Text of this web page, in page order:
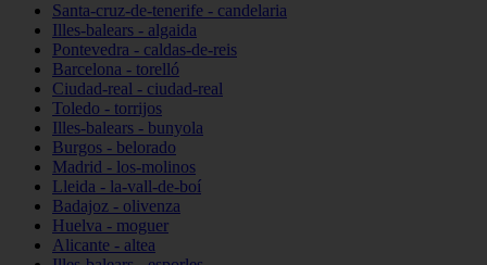
Santa-cruz-de-tenerife - candelaria
Illes-balears - algaida
Pontevedra - caldas-de-reis
Barcelona - torelló
Ciudad-real - ciudad-real
Toledo - torrijos
Illes-balears - bunyola
Burgos - belorado
Madrid - los-molinos
Lleida - la-vall-de-boí
Badajoz - olivenza
Huelva - moguer
Alicante - altea